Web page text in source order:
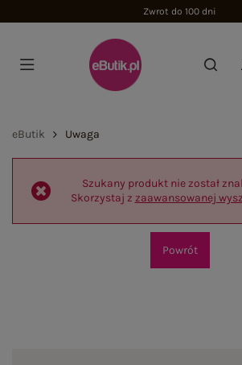
Zwrot do 100 dni
eButik Uwaga
Szukany produkt nie został
Skorzystaj z zaawansowanej
Powrót